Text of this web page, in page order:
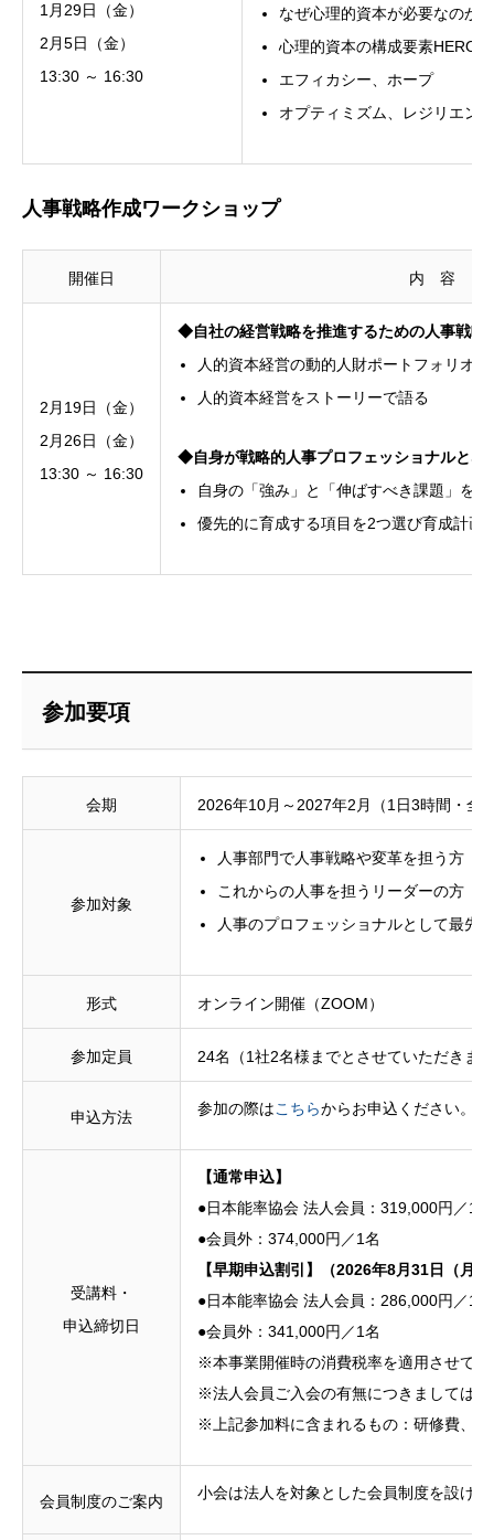
1月29日（金）
2月5日（金）
13:30 ～ 16:30
なぜ心理的資本が必要なのか
心理的資本の構成要素HERO
エフィカシー、ホープ
オプティミズム、レジリエン
人事戦略作成ワークショップ
開催日 内 容
2月19日（金）
2月26日（金）
13:30 ～ 16:30
◆自社の経営戦略を推進するための人事戦略
人的資本経営の動的人財ポートフォリオ
人的資本経営をストーリーで語る
◆自身が戦略的人事プロフェッショナルとな
自身の「強み」と「伸ばすべき課題」を確
優先的に育成する項目を2つ選び育成計画
参加要項
会期 2026年10月～2027年2月（1日3時間・全
参加対象
人事部門で人事戦略や変革を担う方
これからの人事を担うリーダーの方
人事のプロフェッショナルとして最先
形式 オンライン開催（ZOOM）
参加定員 24名（1社2名様までとさせていただきま
申込方法 参加の際はこちらからお申込ください。
受講料・
申込締切日
【通常申込】
●日本能率協会 法人会員：319,000円／1名
●会員外：374,000円／1名
【早期申込割引】（2026年8月31日（月
●日本能率協会 法人会員：286,000円／1名
●会員外：341,000円／1名
※本事業開催時の消費税率を適用させて
※法人会員ご入会の有無につきましては、
※上記参加料に含まれるもの：研修費、資
会員制度のご案内 小会は法人を対象とした会員制度を設け